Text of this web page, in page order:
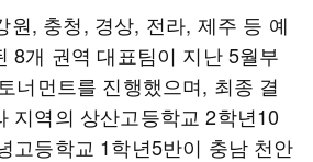
원, 충청, 경상, 전라, 제주 등 예
8개 권역 대표팀이 지난 5월부
너먼트를 진행했으며, 최종 결
지역의 상산고등학교 2학년10
고등학교 1학년5반이 충남 천안